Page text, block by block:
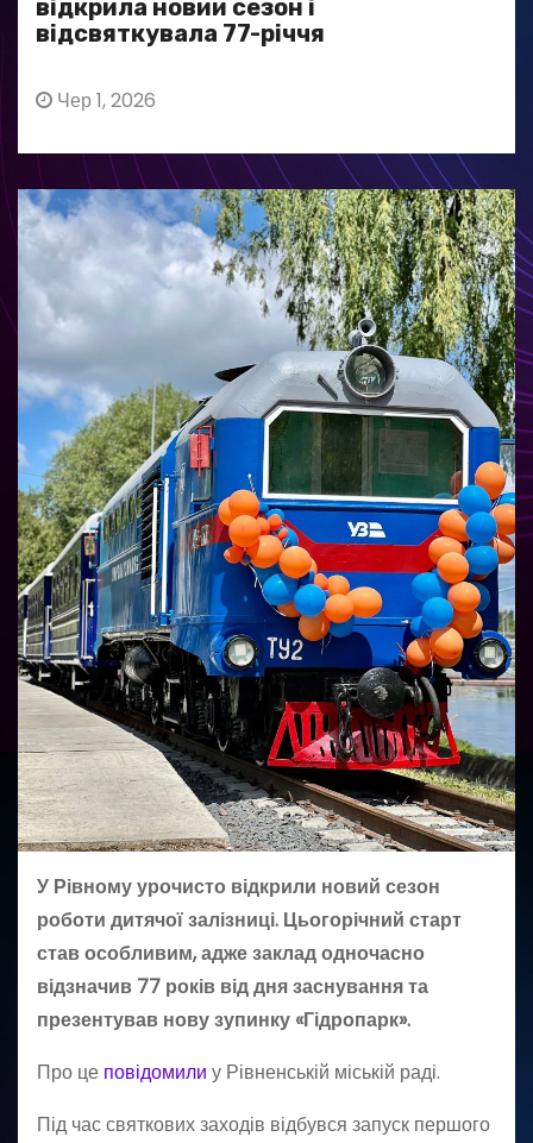
відкрила новий сезон і
відсвяткувала 77-річчя
Чер 1, 2026
У Рівному урочисто відкрили новий сезон
роботи дитячої залізниці. Цьогорічний старт
став особливим, адже заклад одночасно
відзначив 77 років від дня заснування та
презентував нову зупинку «Гідропарк».
Про це повідомили у Рівненській міській раді.
Під час святкових заходів відбувся запуск першого